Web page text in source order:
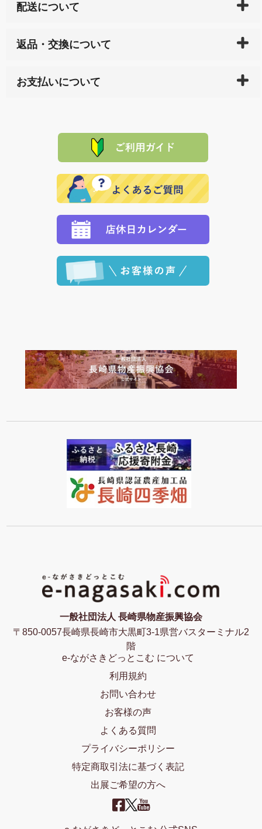
配送について
天ペイ」の方はご注文受付後）、 長崎県下全域に点在
サイト内で購入された商品の送料は、こちらの
全国送
れの生産メーカーからお客様の元へ直送いたしますの
で、 それぞれ個別に送料が必要になります。
返品・交換について
または配送途中の 事故などで不都合が生じている場合
品代金を返金いたします。）
その際は誠に申し訳ありませんが、当協会までご注文
願いいたします。
お支払いについて
た場合、お客様からの ご入金を確認した後で、商品を
定された場合は、準備出来次第の便にてお送りいたし
ます。 （到着日指定をされている場合は、ご指定の日
程に合わせてお届けいたします。）
一般社団法人 長崎県物産振興協会
〒850-0057長崎県長崎市大黒町3-1県営バスターミナル2
階
e-ながさきどっとこむ について
利用規約
お問い合わせ
お客様の声
よくある質問
プライバシーポリシー
特定商取引法に基づく表記
出展ご希望の方へ